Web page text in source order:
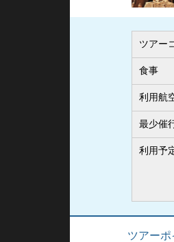
ツアー
食事
利用航
最少催
利用予
ツアーポ